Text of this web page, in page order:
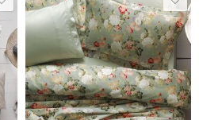
10,755₽–17,716₽
1,5 СПАЛЬНЫЙ